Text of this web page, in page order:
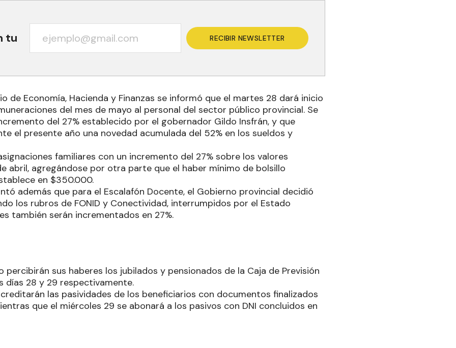
tu RECIBIR NEWSLETTER
de Economía, Hacienda y Finanzas se informó que el martes 28 dará inicio
del mes de mayo al personal del sector público provincial. Se
del 27% establecido por el gobernador Gildo Insfrán, y que
el presente año una novedad acumulada del 52% en los sueldos y
familiares con un incremento del 27% sobre los valores
abril, agregándose por otra parte que el haber mínimo de bolsillo
en $350.000.
además que para el Escalafón Docente, el Gobierno provincial decidió
los rubros de FONID y Conectividad, interrumpidos por el Estado
también serán incrementados en 27%.
percibirán sus haberes los jubilados y pensionados de la Caja de Previsión
días 28 y 29 respectivamente.
las pasividades de los beneficiarios con documentos finalizados
que el miércoles 29 se abonará a los pasivos con DNI concluidos en